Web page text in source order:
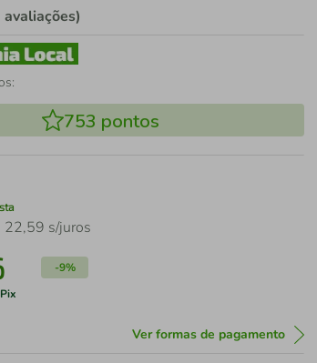
avaliações)
753 pontos
22,59 s/juros
-9%
Ver formas de pagamento